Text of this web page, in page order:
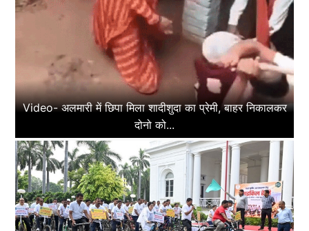
Video- अलमारी में छिपा मिला शादीशुदा का प्रेमी, बाहर निकालकर
दोनो को...